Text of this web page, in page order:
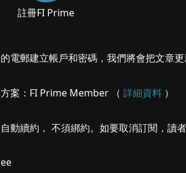
註冊FI Prime
電郵建立帳戶和密碼，我們將會把文章更
案：FI Prime Member （ 詳細資料 ）
動續約， 不須綁約。如要取消訂閱，讀